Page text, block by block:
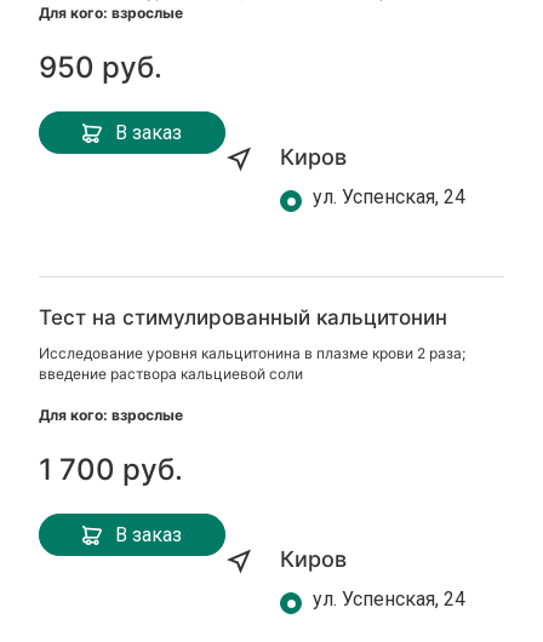
Для кого: взрослые
950 руб.
В заказ
Киров
ул. Успенская, 24
Тест на стимулированный кальцитонин
Исследование уровня кальцитонина в плазме крови 2 раза;
введение раствора кальциевой соли
Для кого: взрослые
1 700 руб.
В заказ
Киров
ул. Успенская, 24